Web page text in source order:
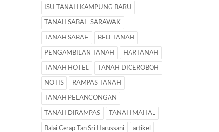
ISU TANAH KAMPUNG BARU
TANAH SABAH SARAWAK
TANAH SABAH BELI TANAH
PENGAMBILAN TANAH HARTANAH
TANAH HOTEL TANAH DICEROBOH
NOTIS RAMPAS TANAH
TANAH PELANCONGAN
TANAH DIRAMPAS TANAH MAHAL
Balai Cerap Tan Sri Harussani artikel